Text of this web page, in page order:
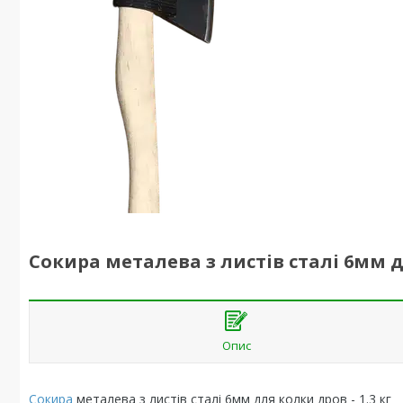
Сокира металева з листів сталі 6мм
Опис
Сокира металева з листів сталі 6мм для колки дров - 1.3 кг